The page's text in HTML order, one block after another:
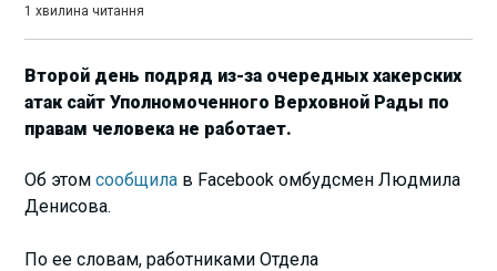
1 хвилина читання
Второй день подряд из-за очередных хакерских
атак сайт Уполномоченного Верховной Рады по
правам человека не работает.
Об этомсообщила в Facebook омбудсмен Людмила
Денисова.
По ее словам, работниками Отдела